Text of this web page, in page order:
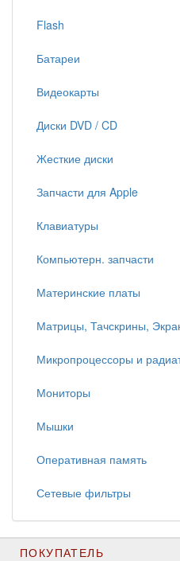
Flash
Батареи
Видеокарты
Диски DVD / CD
Жесткие диски
Запчасти для Apple
Клавиатуры
Компьютерн. запчасти
Материнские платы
Матрицы, Тачскрины,
Микропроцессоры и
Мониторы
Мышки
Оперативная память
Сетевые фильтры
ПОКУПАТЕЛЬ